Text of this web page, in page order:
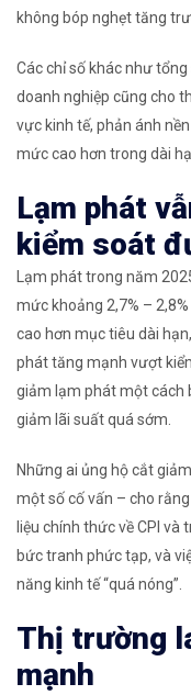
không bóp nghẹt tăng
Các chỉ số khác như
doanh nghiệp cũng cho
vực kinh tế, phản ánh
mức cao hơn trong dài
Lạm phát
kiểm soát
Lạm phát trong năm
mức khoảng 2,7% –
cao hơn mục tiêu dài
phát tăng mạnh vượt
giảm lạm phát một cách
giảm lãi suất quá sớm.
Những ai ủng hộ cắt
một số cố vấn – cho
liệu chính thức về CPI
bức tranh phức tạp, và
năng kinh tế “quá nóng”.
Thị trường
mạnh